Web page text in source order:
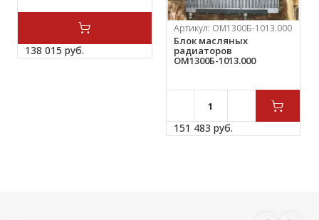
138 015 руб.
Артикул: ОМ1300Б-1013.000
Блок масляных
радиаторов
ОМ1300Б-1013.000
151 483 руб.